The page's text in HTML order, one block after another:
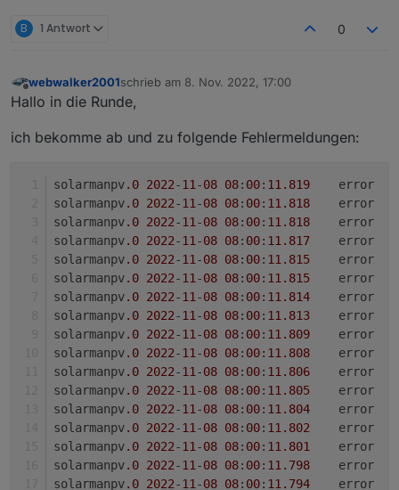
B 1 Antwort 0
Offline
webwalker2001schrieb am 8. Nov. 2022, 17:00
zuletzt editiert von
Hallo in die Runde,
ich bekomme ab und zu folgende Fehlermeldungen:
solarmanpv.0 2022-11-08 08: 00: 11.819
solarmanpv.0 2022-11-08 08: 00: 11.818
solarmanpv.0 2022-11-08 08: 00: 11.818
solarmanpv.0 2022-11-08 08: 00: 11.817
solarmanpv.0 2022-11-08 08: 00: 11.815
solarmanpv.0 2022-11-08 08: 00: 11.815
solarmanpv.0 2022-11-08 08: 00: 11.814
solarmanpv.0 2022-11-08 08: 00: 11.813
solarmanpv.0 2022-11-08 08: 00: 11.809
solarmanpv.0 2022-11-08 08: 00: 11.808
solarmanpv.0 2022-11-08 08: 00: 11.806
solarmanpv.0 2022-11-08 08: 00: 11.805
solarmanpv.0 2022-11-08 08: 00: 11.804
solarmanpv.0 2022-11-08 08: 00: 11.802
solarmanpv.0 2022-11-08 08: 00: 11.801
solarmanpv.0 2022-11-08 08: 00: 11.798
solarmanpv.0 2022-11-08 08: 00: 11.794